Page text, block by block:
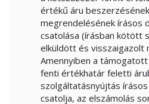
értékű áru
megrendelésének írásos
csatolása (írásban kötött
elküldött és visszaigazolt
Amennyiben a
fenti értékhatár feletti
szolgáltatásnyújtás
csatolja, az elszámolás